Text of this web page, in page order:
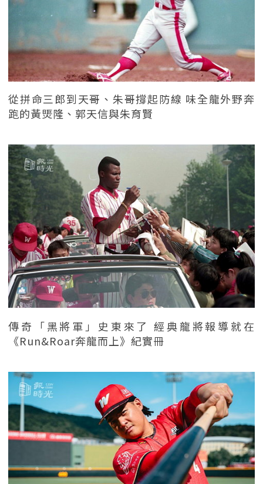
從拼命三郎到天哥、朱哥撐起防線 味全龍外野奔
跑的黃煚隆、郭天信與朱育賢
傳奇「黑將軍」史東來了 經典龍將報導就在
《Run&Roar奔龍而上》紀實冊